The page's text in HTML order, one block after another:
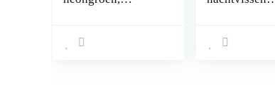
mm, 8 uur,
nachtvissen